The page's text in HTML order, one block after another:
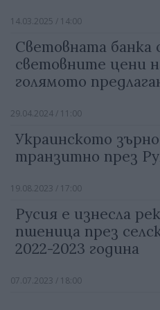
14.03.2025 / 14:00
Световната банка
световните цени
голямото
29.04.2024 / 11:00
Украинското
транзитно през
19.08.2023 / 17:00
Русия е изнесла
пшеница през
2022-2023 година
07.07.2023 / 18:00